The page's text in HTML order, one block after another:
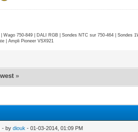
Wago 750-849 | DALI RGB | Sondes NTC sur 750-464 |
| Ampli Pioneer VSX921
»
- bydiouk - 01-03-2014, 01:09 PM